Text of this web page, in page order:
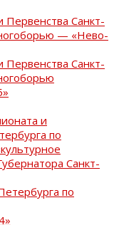
Первенства Санкт-
— «Нево-
Первенства Санкт-
и
по
Санкт-
по